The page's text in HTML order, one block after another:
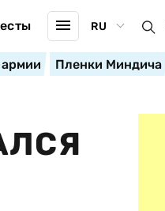
RU
Пленки Миндича